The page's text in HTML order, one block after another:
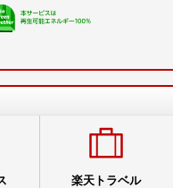
楽天トラベル